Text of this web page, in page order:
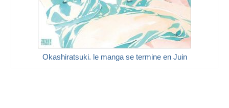
Okashiratsuki. le manga se termine en Juin